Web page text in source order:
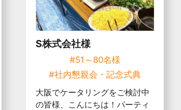
S株式会社様
#51～80名様
#社内懇親会・記念式典
大阪でケータリングをご検討中
の皆様、こんにちは！パーティ